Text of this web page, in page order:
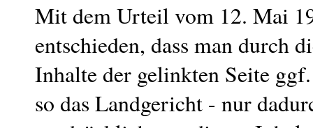
Mit dem Urteil vom 12. Mai
entschieden, dass man durch
Inhalte der gelinkten Seite
so das Landgericht - nur